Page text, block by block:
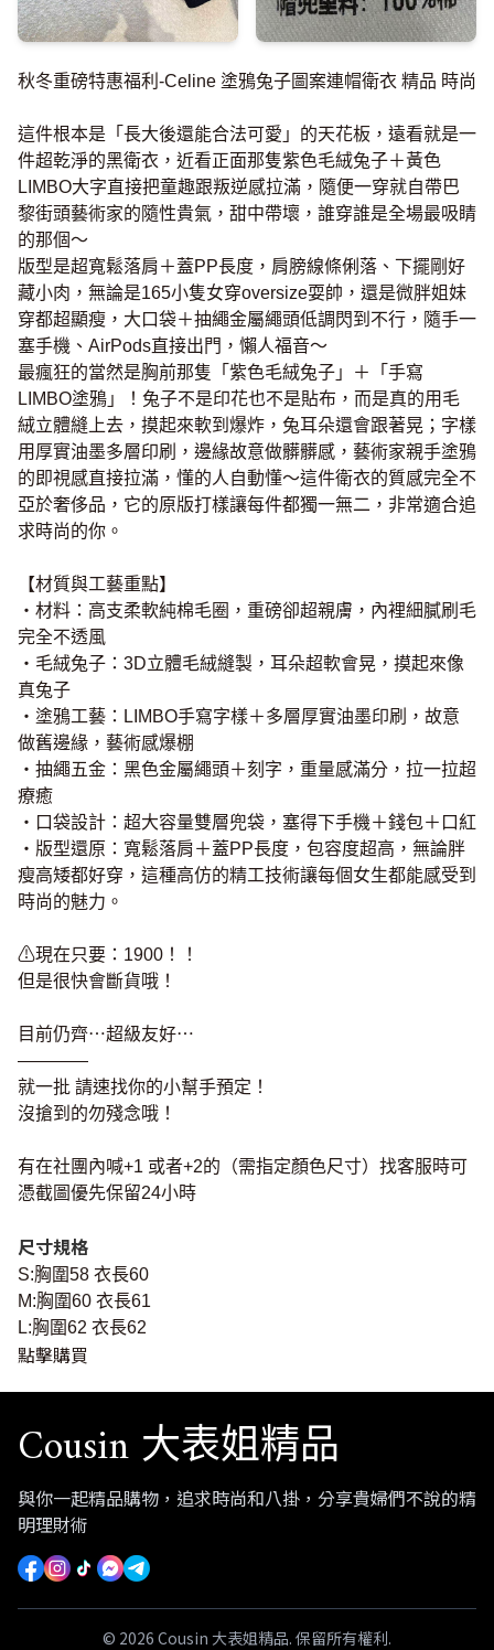
秋冬重磅特惠福利-Celine 塗鴉兔子圖案連帽衛衣 精品 時尚
這件根本是「長大後還能合法可愛」的天花板，遠看就是一
件超乾淨的黑衛衣，近看正面那隻紫色毛絨兔子＋黃色
LIMBO大字直接把童趣跟叛逆感拉滿，隨便一穿就自帶巴
黎街頭藝術家的隨性貴氣，甜中帶壞，誰穿誰是全場最吸睛
的那個～
版型是超寬鬆落肩＋蓋PP長度，肩膀線條俐落、下擺剛好
藏小肉，無論是165小隻女穿oversize耍帥，還是微胖姐妹
穿都超顯瘦，大口袋＋抽繩金屬繩頭低調閃到不行，隨手一
塞手機、AirPods直接出門，懶人福音～
最瘋狂的當然是胸前那隻「紫色毛絨兔子」＋「手寫
LIMBO塗鴉」！兔子不是印花也不是貼布，而是真的用毛
絨立體縫上去，摸起來軟到爆炸，兔耳朵還會跟著晃；字樣
用厚實油墨多層印刷，邊緣故意做髒髒感，藝術家親手塗鴉
的即視感直接拉滿，懂的人自動懂～這件衛衣的質感完全不
亞於奢侈品，它的原版打樣讓每件都獨一無二，非常適合追
求時尚的你。
【材質與工藝重點】
・材料：高支柔軟純棉毛圈，重磅卻超親膚，內裡細膩刷毛
完全不透風
・毛絨兔子：3D立體毛絨縫製，耳朵超軟會晃，摸起來像
真兔子
・塗鴉工藝：LIMBO手寫字樣＋多層厚實油墨印刷，故意
做舊邊緣，藝術感爆棚
・抽繩五金：黑色金屬繩頭＋刻字，重量感滿分，拉一拉超
療癒
・口袋設計：超大容量雙層兜袋，塞得下手機＋錢包＋口紅
・版型還原：寬鬆落肩＋蓋PP長度，包容度超高，無論胖
瘦高矮都好穿，這種高仿的精工技術讓每個女生都能感受到
時尚的魅力。
⚠現在只要：1900！！
但是很快會斷貨哦！
目前仍齊⋯超級友好⋯
————
就一批 請速找你的小幫手預定！
沒搶到的勿殘念哦！
有在社團內喊+1 或者+2的（需指定顏色尺寸）找客服時可
憑截圖優先保留24小時
尺寸規格
S:胸圍58 衣長60
M:胸圍60 衣長61
L:胸圍62 衣長62
點擊購買
Cousin 大表姐精品
與你一起精品購物，追求時尚和八掛，分享貴婦們不說的精
明理財術
© 2026 Cousin 大表姐精品. 保留所有權利.